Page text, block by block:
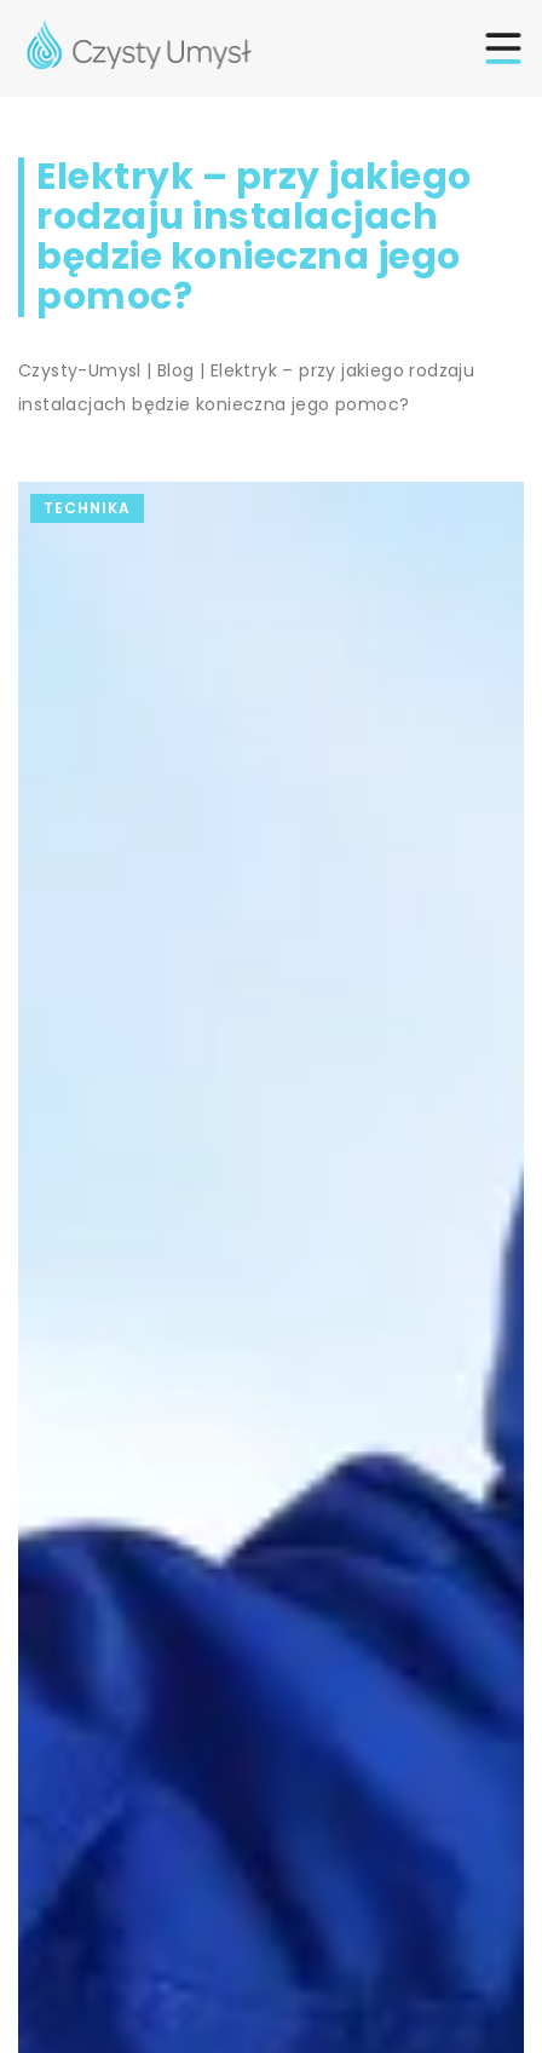
Elektryk – przy jakiego
rodzaju instalacjach
będzie konieczna jego
pomoc?
Czysty-Umysl |Blog | Elektryk – przy jakiego rodzaju
instalacjach będzie konieczna jego pomoc?
TECHNIKA